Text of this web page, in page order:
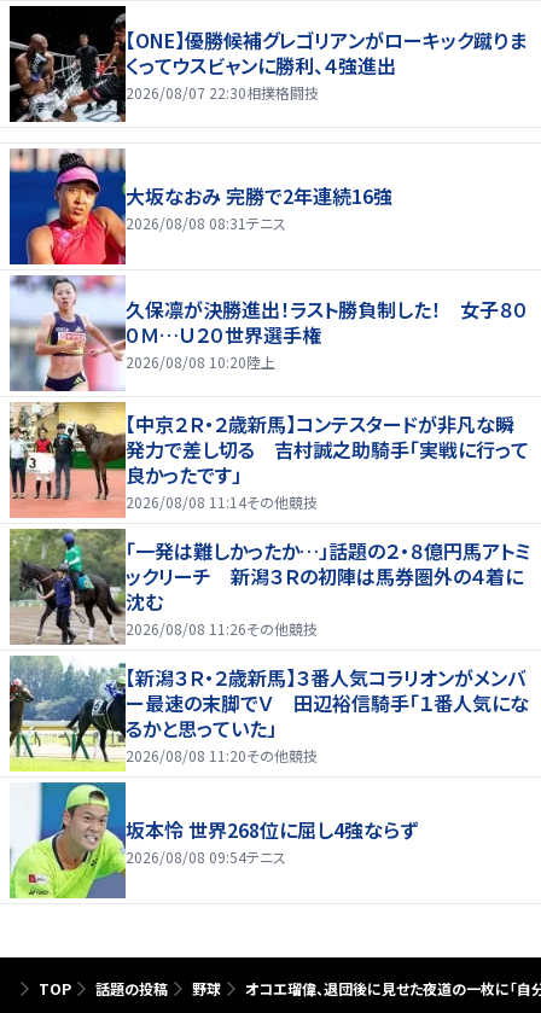
【ONE】優勝候補グレゴリアンがローキック蹴りま
くってウスビャンに勝利、４強進出
2026/08/07 22:30相撲格闘技
大坂なおみ 完勝で2年連続16強
2026/08/08 08:31テニス
久保凛が決勝進出！ラスト勝負制した！ 女子８０
０Ｍ…Ｕ２０世界選手権
2026/08/08 10:20陸上
【中京２Ｒ・２歳新馬】コンテスタードが非凡な瞬
発力で差し切る 吉村誠之助騎手「実戦に行って
良かったです」
2026/08/08 11:14その他競技
「一発は難しかったか…」話題の２・８億円馬アトミ
ックリーチ 新潟３Ｒの初陣は馬券圏外の４着に
沈む
2026/08/08 11:26その他競技
【新潟３Ｒ・２歳新馬】３番人気コラリオンがメンバ
ー最速の末脚でＶ 田辺裕信騎手「１番人気にな
るかと思っていた」
2026/08/08 11:20その他競技
坂本怜 世界268位に屈し4強ならず
2026/08/08 09:54テニス
TOP 話題の投稿 野球 オコエ瑠偉、退団後に見せた夜道の一枚に「自